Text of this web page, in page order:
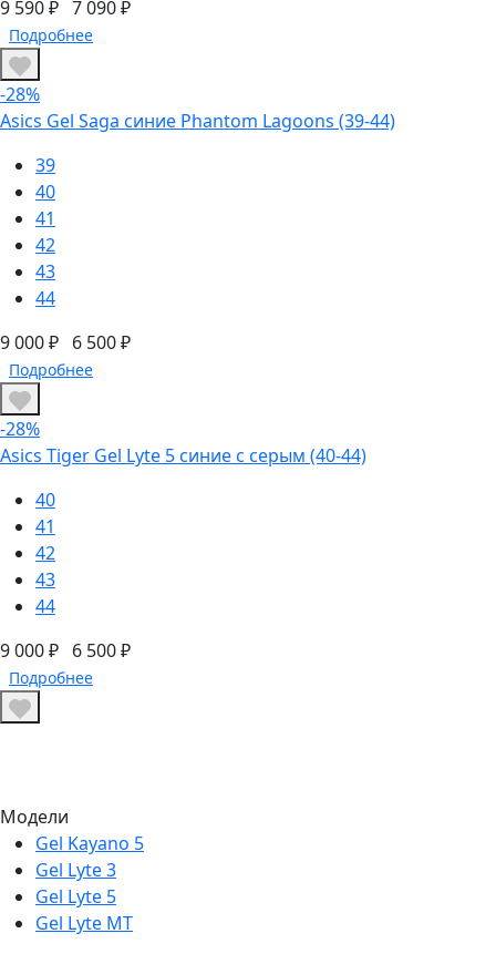
9 590 ₽ 7 090 ₽
Подробнее
-28%
Asics Gel Saga синие Phantom Lagoons (39-44)
39
40
41
42
43
44
9 000 ₽ 6 500 ₽
Подробнее
-28%
Asics Tiger Gel Lyte 5 синие с серым (40-44)
40
41
42
43
44
9 000 ₽ 6 500 ₽
Подробнее
Модели
Gel Kayano 5
Gel Lyte 3
Gel Lyte 5
Gel Lyte MT